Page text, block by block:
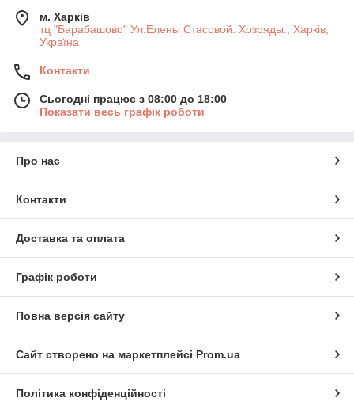
м. Харків
тц "Барабашово" Ул.Елены Стасовой. Хозряды., Харків,
Україна
Контакти
Сьогодні працює з 08:00 до 18:00
Показати весь графік роботи
Про нас
Контакти
Доставка та оплата
Графік роботи
Повна версія сайту
Сайт створено на маркетплейсі Prom.ua
Політика конфіденційності